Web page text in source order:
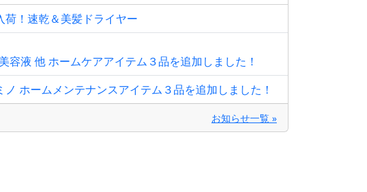
荷！速乾＆美髪ドライヤー
容液 他 ホームケアアイテム３品を追加しました！
ノ ホームメンテナンスアイテム３品を追加しました！
お知らせ一覧 »